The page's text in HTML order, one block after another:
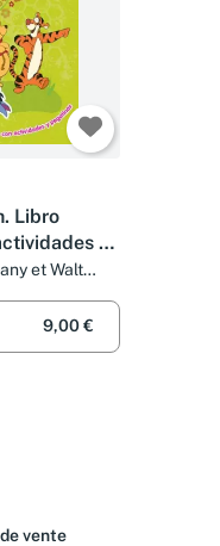
Libro
y
et Walt
9,00 €
vente